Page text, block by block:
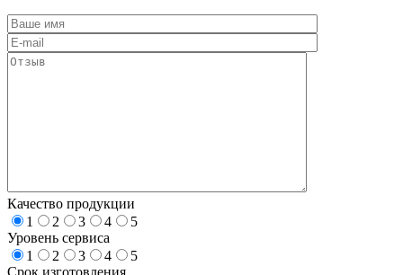
Качество продукции
1
2 3 4
5
Уровень сервиса
1
2 3 4
5
Срок изготовления